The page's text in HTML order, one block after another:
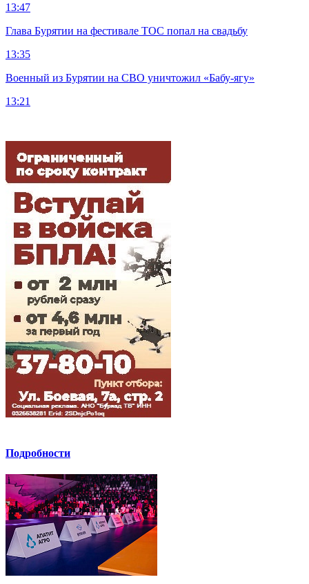
13:47
Глава Бурятии на фестивале ТОС попал на свадьбу
13:35
Военный из Бурятии на СВО уничтожил «Бабу-ягу»
13:21
Подробности